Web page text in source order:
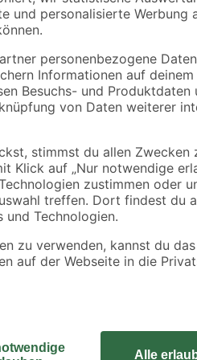
Marley
75 300 cm
15,99€
5,33 € / Meter
Du hast bereits einen schicken
gehört auch ein entsprechendes
bietet dir Werkzeuge zur Pflege
klassischem Design fügt sich
seiner robusten Verarbeitung
Wenn du auf der Suche nach